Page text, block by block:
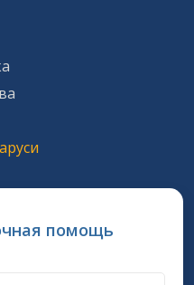
помощь